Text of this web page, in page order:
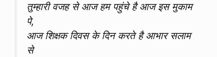
तुम्हारी वजह से आज हम पहुंचे है आज इस मुकाम
पे,
आज शिक्षक दिवस के दिन करते है आभार सलाम
से